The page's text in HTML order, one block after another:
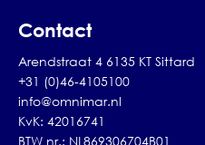
Contact
Arendstraat 4 6135 KT Sittard
+31 (0)46-4105100
info@omnimar.nl
KvK: 42016741
BTW nr.: NL869306704B01